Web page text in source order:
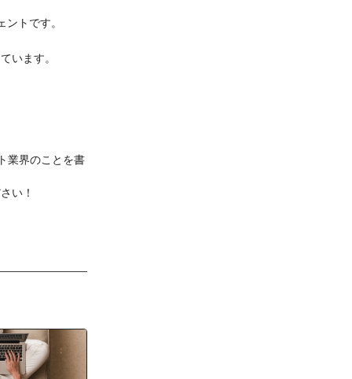
トです。
います。
業界のことを書
い！